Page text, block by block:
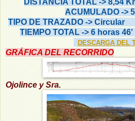
ACUMULADO ->
TIPO DE TRAZADO -> Circular
TIEMPO TOTAL -
DESCARGA DEL
GRÁFICA DEL RECORRIDO
Ojolince y Sra.